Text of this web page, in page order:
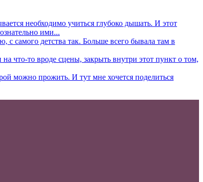
необходимо учиться глубоко дышать. И этот
ими...
самого детства так. Больше всего бывала там в
что-то вроде сцены, закрыть внутри этот пункт о том,
можно прожить. И тут мне хочется поделиться